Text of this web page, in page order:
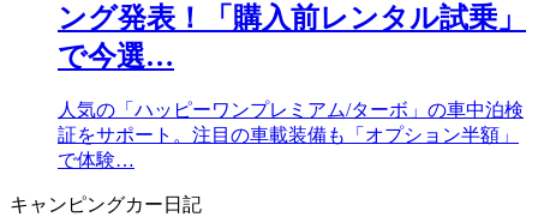
ング発表！「購入前レンタル試乗」
で今選…
人気の「ハッピーワンプレミアム/ターボ」の車中泊検
証をサポート。注目の車載装備も「オプション半額」
で体験…
キャンピングカー日記